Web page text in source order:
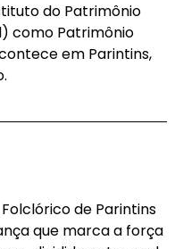
do Patrimônio
como Patrimônio
em Parintins,
de Parintins
que marca a força